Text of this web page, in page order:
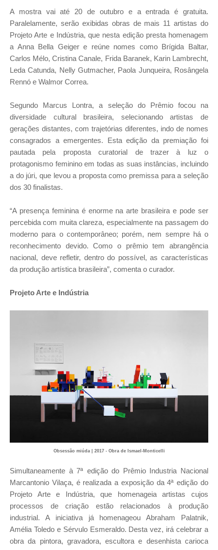
A mostra vai até 20 de outubro e a entrada é gratuita.
Paralelamente, serão exibidas obras de mais 11 artistas do
Projeto Arte e Indústria, que nesta edição presta homenagem
a Anna Bella Geiger e reúne nomes como Brígida Baltar,
Carlos Mélo, Cristina Canale, Frida Baranek, Karin Lambrecht,
Leda Catunda, Nelly Gutmacher, Paola Junqueira, Rosângela
Rennó e Walmor Correa.
Segundo Marcus Lontra, a seleção do Prêmio focou na
diversidade cultural brasileira, selecionando artistas de
gerações distantes, com trajetórias diferentes, indo de nomes
consagrados a emergentes. Esta edição da premiação foi
pautada pela proposta curatorial de trazer à luz o
protagonismo feminino em todas as suas instâncias, incluindo
a do júri, que levou a proposta como premissa para a seleção
dos 30 finalistas.
“A presença feminina é enorme na arte brasileira e pode ser
percebida com muita clareza, especialmente na passagem do
moderno para o contemporâneo; porém, nem sempre há o
reconhecimento devido. Como o prêmio tem abrangência
nacional, deve refletir, dentro do possível, as características
da produção artística brasileira”, comenta o curador.
Projeto Arte e Indústria
Obsessão miúda | 2017 - Obra de Ismael-Monticelli
Simultaneamente à 7ª edição do Prêmio Industria Nacional
Marcantonio Vilaça, é realizada a exposição da 4ª edição do
Projeto Arte e Indústria, que homenageia artistas cujos
processos de criação estão relacionados à produção
industrial. A iniciativa já homenageou Abraham Palatnik,
Amélia Toledo e Sérvulo Esmeraldo. Desta vez, irá celebrar a
obra da pintora, gravadora, escultora e desenhista carioca